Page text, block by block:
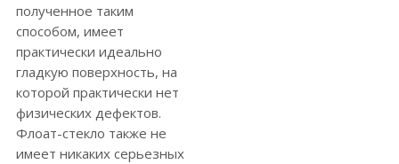
полученное таким
способом, имеет
практически идеально
гладкую поверхность, на
которой практически нет
физических дефектов.
Флоат-стекло также не
имеет никаких серьезных